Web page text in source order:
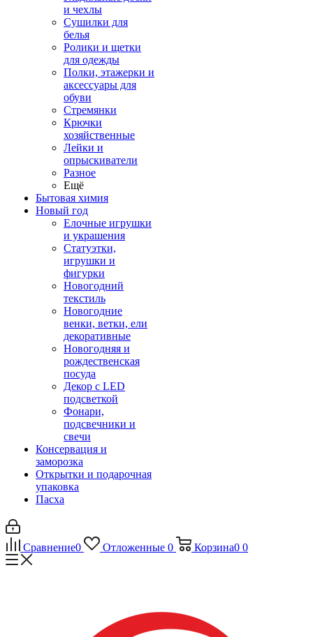
и чехлы
Сушилки для
белья
Ролики и щетки
для одежды
Полки, этажерки и
аксессуары для
обуви
Стремянки
Крючки
хозяйственные
Лейки и
опрыскиватели
Разное
Ещё
Бытовая химия
Новый год
Елочные игрушки
и украшения
Статуэтки,
игрушки и
фигурки
Новогодний
текстиль
Новогодние
венки, ветки, ели
декоративные
Новогодняя и
рождественская
посуда
Декор с LED
подсветкой
Фонари,
подсвечники и
свечи
Консервация и
заморозка
Открытки и подарочная
упаковка
Пасха
Сравнение0 Отложенные 0 Корзина0 0